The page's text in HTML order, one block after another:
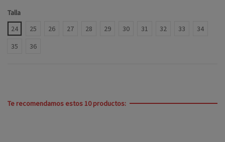
Talla
24
25 26 27 28 29 30 31 32 33
34
35
36
Te recomendamos estos 10 productos: